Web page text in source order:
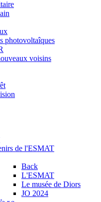
photovoltaîques
voisins
de l'ESMAT
Back
L'ESMAT
Le musée de Diors
JO 2024